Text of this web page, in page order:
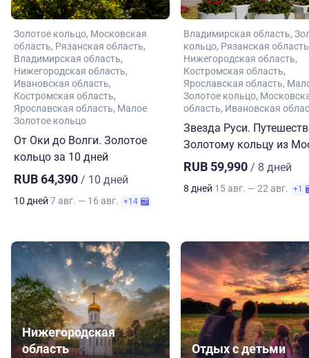
Золотое кольцо Московская
область Рязанская область
Владимирская область
Нижегородская область
Ивановская область
Костромская область
Ярославская область Малое
Золотое кольцо
От Оки до Волги. Золотое
кольцо за 10 дней
RUB 64,390 / 10 дней
10 дней 7 авг. — 16 авг. +14
Владимирская область
кольцо Рязанская область
Нижегородская область
Костромская область
Ярославская область
Золотое кольцо
область Ивановская
Звезда Руси.
Золотому кольцу из
RUB 59,990 / 8 дней
8 дней 15 авг. — 22 авг. +1
Нижегородская
область
Отдых с детьми